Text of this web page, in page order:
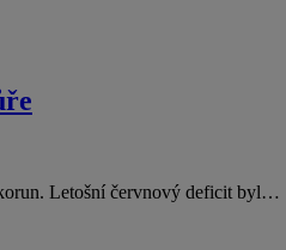
Letošní červnový deficit byl…